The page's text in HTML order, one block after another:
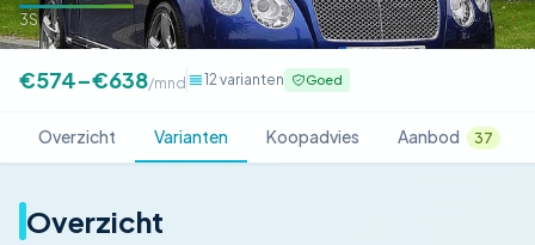
3S
€574–€638/mnd 12 varianten Goed
Overzicht Varianten Koopadvies Aanbod 37
Overzicht